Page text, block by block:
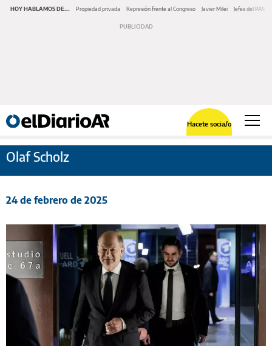
HOY HABLAMOS DE... Propiedad privada Represión frente al Congreso Javier Milei Jefes del PAMI
Hacete socia/o
Olaf Scholz
24 de febrero de 2025